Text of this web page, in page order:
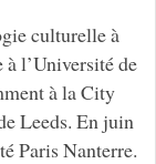
culturelle à
l’Université de
à la City
Leeds. En juin
Paris Nanterre.